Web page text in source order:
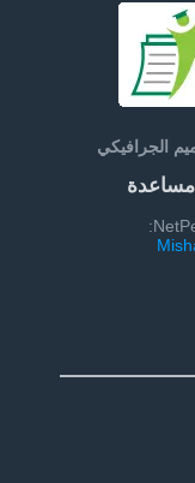
الجرافيكي
مساعدة